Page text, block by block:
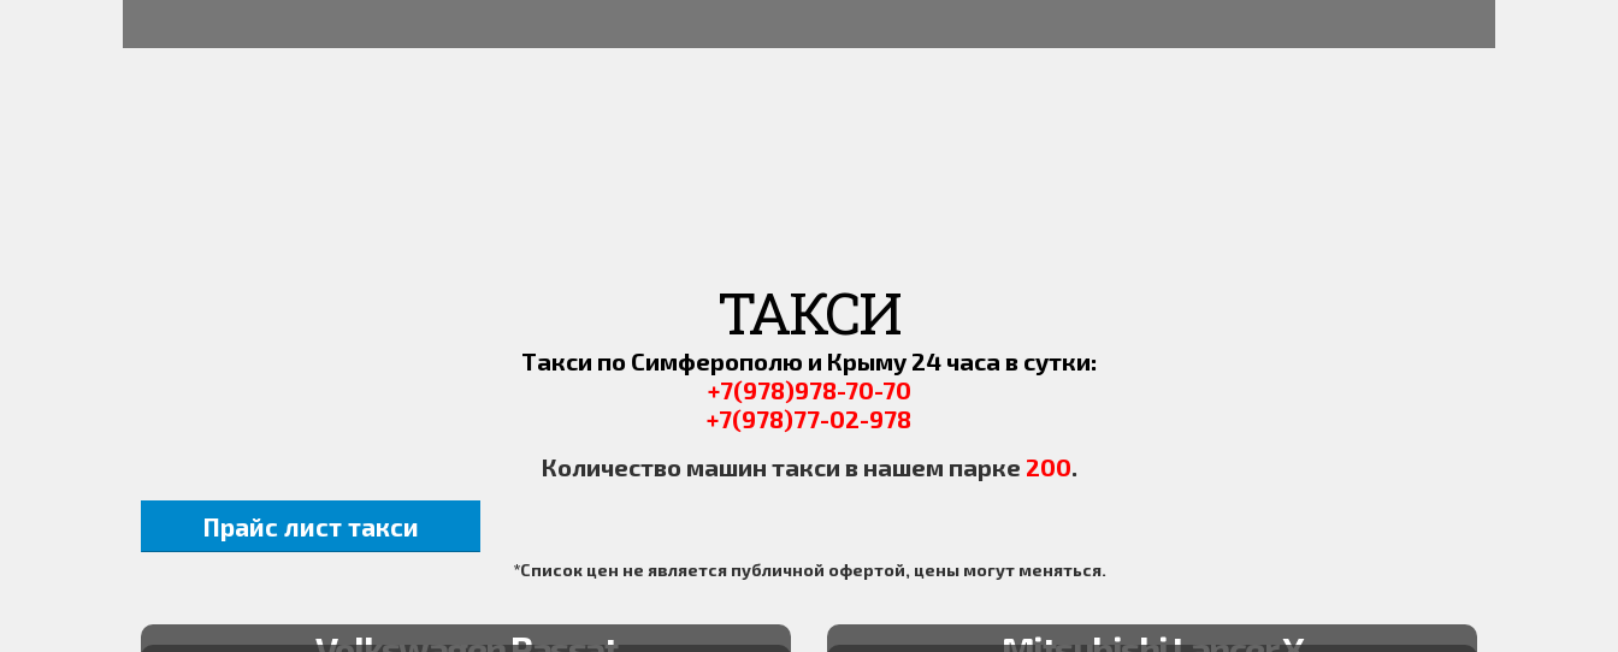
ТАКСИ
Такси по Симферополю и Крыму 24 часа в сутки:
+7(978)978-70-70
+7(978)77-02-978
Количество машин такси в нашем парке 200.
Прайс лист такси
*Список цен не является публичной офертой, цены могут меняться.